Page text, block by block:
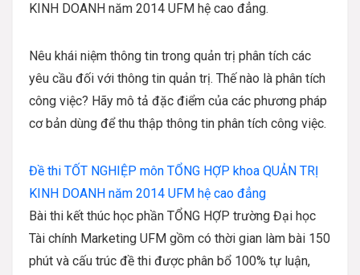
KINH DOANH năm 2014 UFM hệ cao đẳng.
Nêu khái niệm thông tin trong quản trị phân tích các
yêu cầu đối với thông tin quản trị. Thế nào là phân tích
công việc? Hãy mô tả đặc điểm của các phương pháp
cơ bản dùng để thu thập thông tin phân tích công việc.
Đề thi TỐT NGHIỆP môn TỔNG HỢP khoa QUẢN TRỊ
KINH DOANH năm 2014 UFM hệ cao đẳng
Bài thi kết thúc học phần TỔNG HỢP trường Đại học
Tài chính Marketing UFM gồm có thời gian làm bài 150
phút và cấu trúc đề thi được phân bổ 100% tự luận,